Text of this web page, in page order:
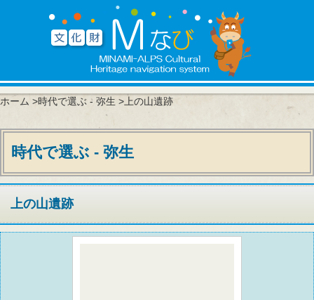
ホーム >時代で選ぶ - 弥生 >上の山遺跡
時代で選ぶ - 弥生
上の山遺跡